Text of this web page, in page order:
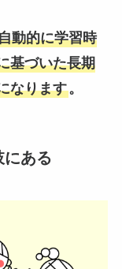
動的に学習時
基づいた長期
なります。
ある